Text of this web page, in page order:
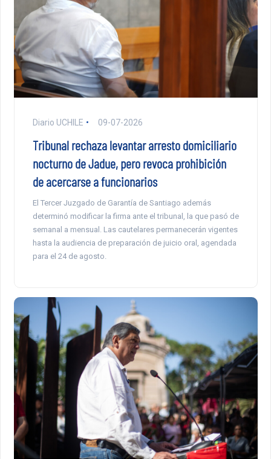
Diario UCHILE 09-07-2026
Tribunal rechaza levantar arresto domiciliario
nocturno de Jadue, pero revoca prohibición
de acercarse a funcionarios
El Tercer Juzgado de Garantía de Santiago además
determinó modificar la firma ante el tribunal, la que pasó de
semanal a mensual. Las cautelares permanecerán vigentes
hasta la audiencia de preparación de juicio oral, agendada
para el 24 de agosto.